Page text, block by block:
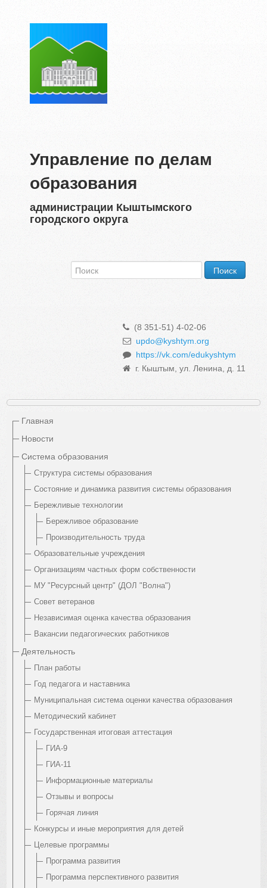
Управление по делам
образования
администрации Кыштымского
городского округа
(8 351-51) 4-02-06
updo@kyshtym.org
https://vk.com/edukyshtym
г. Кыштым, ул. Ленина, д. 11
Главная
Новости
Система образования
Структура системы образования
Состояние и динамика развития системы образования
Бережливые технологии
Бережливое образование
Производительность труда
Образовательные учреждения
Организациям частных форм собственности
МУ "Ресурсный центр" (ДОЛ "Волна")
Совет ветеранов
Независимая оценка качества образования
Вакансии педагогических работников
Деятельность
План работы
Год педагога и наставника
Муниципальная система оценки качества образования
Методический кабинет
Государственная итоговая аттестация
ГИА-9
ГИА-11
Информационные материалы
Отзывы и вопросы
Горячая линия
Конкурсы и иные мероприятия для детей
Целевые программы
Программа развития
Программа перспективного развития